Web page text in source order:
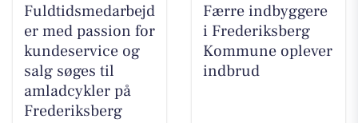
Fuldtidsmedarbejd
er med passion for
kundeservice og
salg søges til
amladcykler på
Frederiksberg
Færre indbyggere
i Frederiksberg
Kommune oplever
indbrud